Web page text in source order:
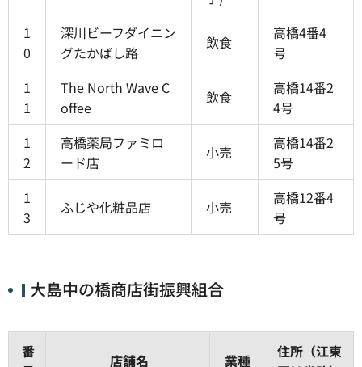
1
0
深川ビーフダイニン
グたかばし路
飲食
高橋4番4
号
1
1
The North Wave C
offee
飲食
高橋14番2
4号
1
2
高橋薬局ファミロ
ード店
小売
高橋14番2
5号
1
3
ふじや化粧品店 小売
高橋12番4
号
大島中の橋商店街振興組合
番
店舗名 業種
住所（江東